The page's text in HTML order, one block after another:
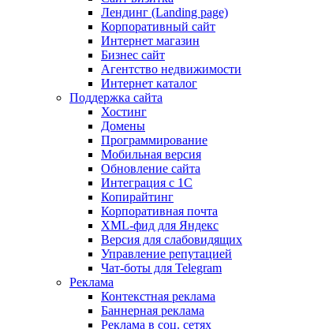
Лендинг (Landing page)
Корпоративный сайт
Интернет магазин
Бизнес сайт
Агентство недвижимости
Интернет каталог
Поддержка сайта
Хостинг
Домены
Программирование
Мобильная версия
Обновление сайта
Интеграция с 1С
Копирайтинг
Корпоративная почта
XML-фид для Яндекс
Версия для слабовидящих
Управление репутацией
Чат-боты для Telegram
Реклама
Контекстная реклама
Баннерная реклама
Реклама в соц. сетях